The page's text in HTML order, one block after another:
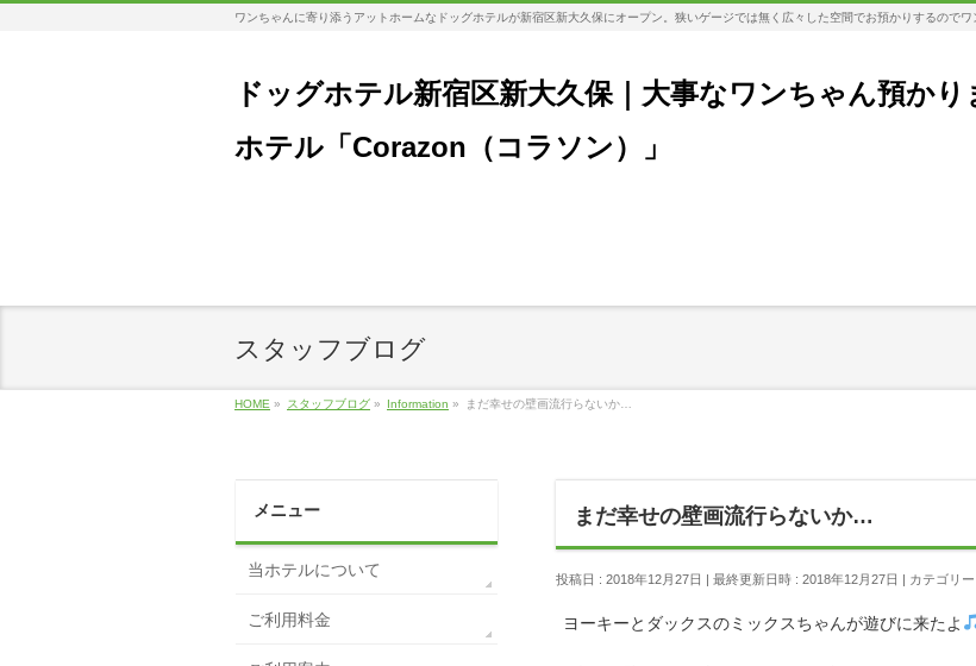
ワンちゃんに寄り添うアットホームなドッグホテルが新宿区新大久保にオープン。狭いゲージでは無く広々した空間でお預かりするので
ドッグホテル新宿区新大久保｜大事なワンちゃん預か
ホテル「Corazon（コラソン）」
スタッフブログ
HOME » スタッフブログ » Information » まだ幸せの壁画流行らないか…
まだ幸せの壁画流行らないか…
投稿日 : 2018年12月27日 最終更新日時 : 2018年12月27日 カテゴリー
ヨーキーとダックスのミックスちゃんが遊びに来たよ
メニュー
当ホテルについて
ご利用料金